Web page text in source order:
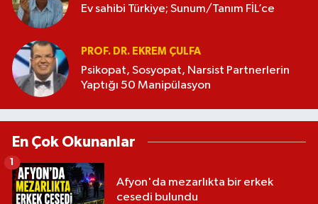
Ev sahibi Türkiye; Sunum/Tanım FİL’ce
PROF. DR. EKREM ÇULFA
Psikopat, Sosyopat, Narsist Partnerlerin
Yaptığı 50 Manipülasyon
En Çok Okunanlar
Afyon'da mezarlıkta bir erkek
cesedi bulundu
1